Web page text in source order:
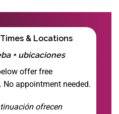
& Locations
+ ubicaciones
offer free
No appointment needed.
ofrecen